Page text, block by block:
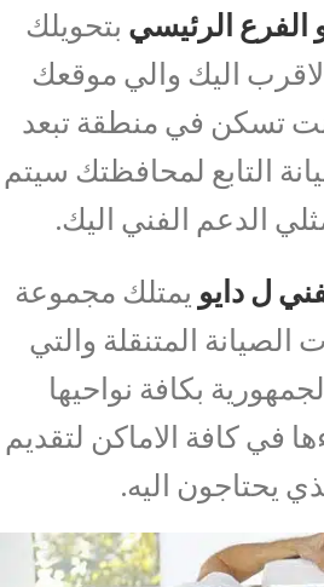
الفرع الرئيسي بتحويلك
اليك والي موقعك
تسكن في منطقة تبعد
التابع لمحافظتك سيتم
الدعم الفني اليك.
ل دايو يمتلك مجموعة
المتنقلة والتي
بكافة نواحيها
في كافة الاماكن لتقديم
يحتاجون اليه.